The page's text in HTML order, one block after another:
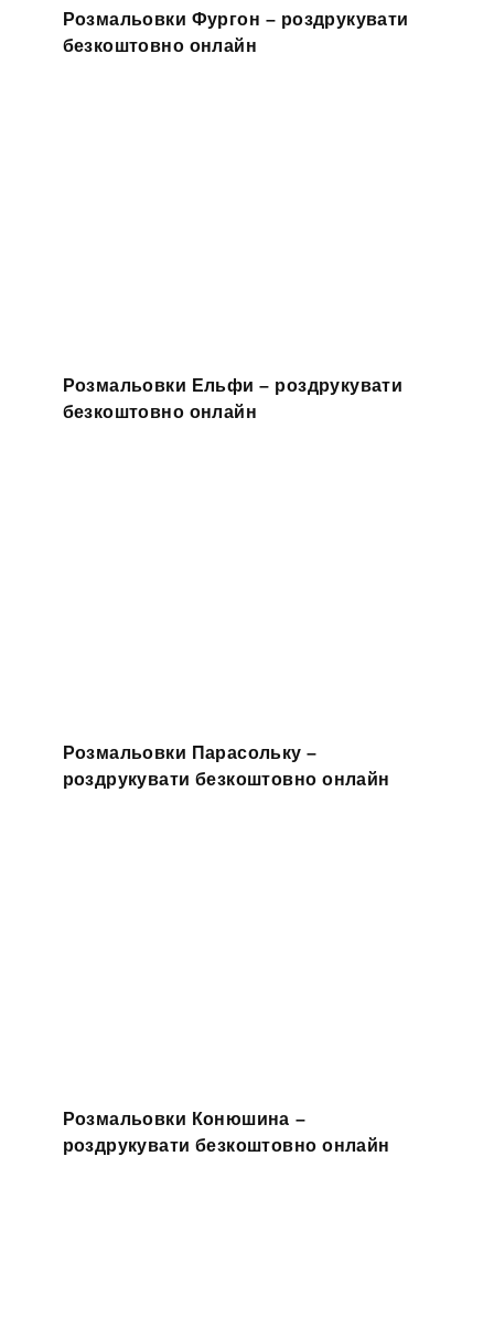
Розмальовки Фургон – роздрукувати
безкоштовно онлайн
Розмальовки Ельфи – роздрукувати
безкоштовно онлайн
Розмальовки Парасольку –
роздрукувати безкоштовно онлайн
Розмальовки Конюшина –
роздрукувати безкоштовно онлайн